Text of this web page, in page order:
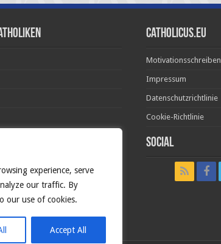
experience, serve
our traffic. By
our use of cookies.
Accept All
et Spirítui Sancto. Sicut erat in
semper et in sǽcula
Catholicus.eu
Motivationsschreiben
Impressum
Datenschutzrichtlinie
Cookie-Richtlinie
Social